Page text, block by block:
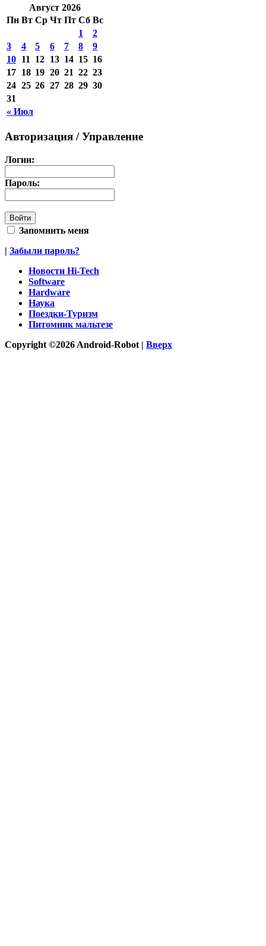
Август 2026
Пн Вт Ср Чт Пт Сб Вс
« Июл
1
2
3
4 5 6 7 8
9
10 11 12 13 14 15 16
17 18 19 20 21 22 23
24 25 26 27 28 29 30
31
Авторизация / Управление
Логин:
Пароль:
Запомнить меня
| Забыли пароль?
Новости Hi-Tech
Software
Hardware
Наука
Поездки-Туризм
Питомник мальтезе
Copyright ©2026 Android-Robot | Вверх